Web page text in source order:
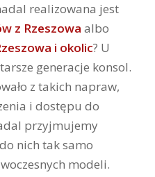
realizowana jest
z Rzeszowa albo
i okolic? U
generacje konsol.
z takich napraw,
i dostępu do
przyjmujemy
nich tak samo
modeli.